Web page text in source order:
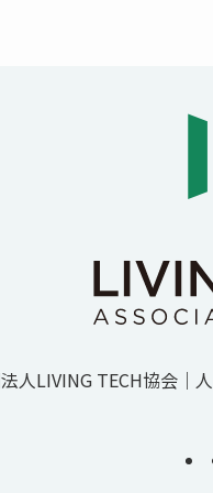
人LIVING TECH協会｜人